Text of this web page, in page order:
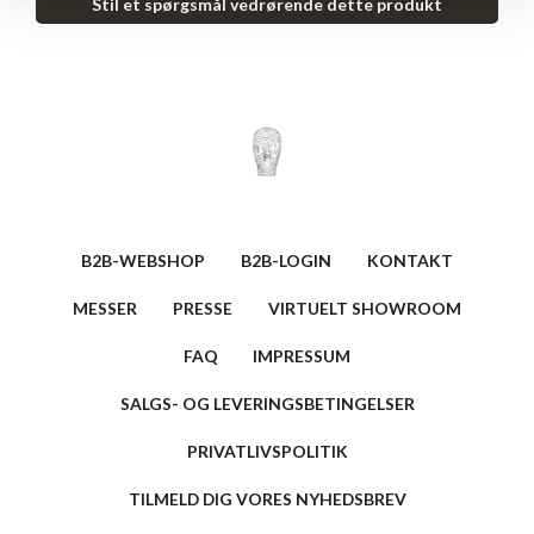
B2B-WEBSHOP B2B-LOGIN KONTAKT
MESSER PRESSE VIRTUELT SHOWROOM
FAQ IMPRESSUM
SALGS- OG LEVERINGSBETINGELSER
PRIVATLIVSPOLITIK
TILMELD DIG VORES NYHEDSBREV